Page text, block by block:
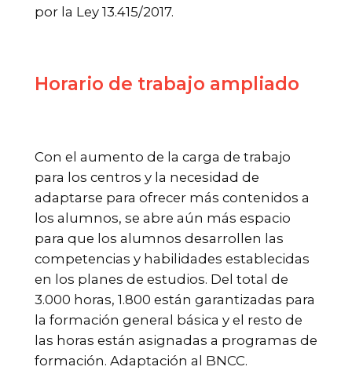
por la Ley 13.415/2017.
Horario de trabajo ampliado
Con el aumento de la carga de trabajo
para los centros y la necesidad de
adaptarse para ofrecer más contenidos a
los alumnos, se abre aún más espacio
para que los alumnos desarrollen las
competencias y habilidades establecidas
en los planes de estudios. Del total de
3.000 horas, 1.800 están garantizadas para
la formación general básica y el resto de
las horas están asignadas a programas de
formación. Adaptación al BNCC.